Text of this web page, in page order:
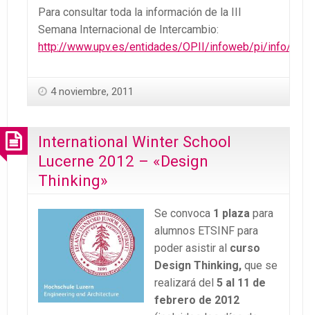
Para consultar toda la información de la III
Semana Internacional de Intercambio:
http://www.upv.es/entidades/OPII/infoweb/pi/info/
4 noviembre, 2011
International Winter School
Lucerne 2012 – «Design
Thinking»
Se convoca 1 plaza para
alumnos ETSINF para
poder asistir al curso
Design Thinking, que se
realizará del 5 al 11 de
febrero de 2012